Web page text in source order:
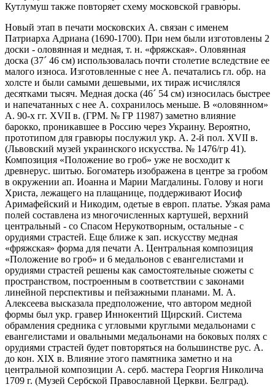
Кутлумуш также повторяет схему московской гравюры.
Новый этап в печати московских А. связан с именем
Патриарха Адриана (1690-1700). При нем были изготовлены 2
доски - оловянная и медная, т. н. «фряжская». Оловянная
доска (37´ 46 см) использовалась почти столетие вследствие ее
малого износа. Изготовленные с нее А. печатались гл. обр. на
холсте и были самыми дешевыми, их тираж исчислялся
десятками тысяч. Медная доска (46´ 54 см) износилась быстрее
и напечатанных с нее А. сохранилось меньше. В «оловянном»
А. 90-х гг. XVII в. (ГРМ. № ГР 11987) заметно влияние
барокко, проникавшее в Россию через Украину. Вероятно,
прототипом для гравюры послужил укр. А. 2-й пол. XVII в.
(Львовский музей украинского искусства. № 1476/гр 41).
Композиция «Положение во гроб» уже не восходит к
древнерус. шитью. Богоматерь изображена в центре за гробом
в окружении ап. Иоанна и Марии Магдалины. Голову и ноги
Христа, лежащего на плащанице, поддерживают Иосиф
Аримафейский и Никодим, одетые в европ. платье. Узкая рама
полей составлена из многочисленных картушей, верхний
центральный - со Спасом Нерукотворным, остальные - с
орудиями страстей. Еще ближе к зап. искусству медная
«фряжская» форма для печати А. Центральная композиция
«Положение во гроб» и 6 медальонов с евангелистами и
орудиями страстей решены как самостоятельные сюжеты с
пространством, построенным в соответствии с законами
линейной перспективы и пейзажными планами. М. А.
Алексеева высказала предположение, что автором медной
формы был укр. гравер Иннокентий Щирский. Система
обрамления средника с угловыми круглыми медальонами с
евангелистами и овальными медальонами на боковых полях с
орудиями страстей будет повторяться на большинстве рус. А.
до кон. XIX в. Влияние этого памятника заметно и на
центральной композиции А. серб. мастера Георгия Николича
1709 г. (Музей Сербской Православной Церкви. Белград).